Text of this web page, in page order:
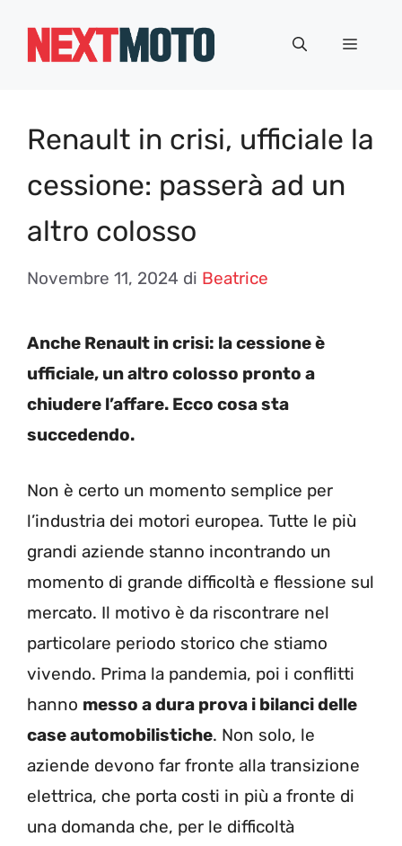
Menu
Renault in crisi, ufficiale la
cessione: passerà ad un
altro colosso
Novembre 11, 2024 di Beatrice
Anche Renault in crisi: la cessione è
ufficiale, un altro colosso pronto a
chiudere l’affare. Ecco cosa sta
succedendo.
Non è certo un momento semplice per
l’industria dei motori europea. Tutte le più
grandi aziende stanno incontrando un
momento di grande difficoltà e flessione sul
mercato. Il motivo è da riscontrare nel
particolare periodo storico che stiamo
vivendo. Prima la pandemia, poi i conflitti
hanno messo a dura prova i bilanci delle
case automobilistiche. Non solo, le
aziende devono far fronte alla transizione
elettrica, che porta costi in più a fronte di
una domanda che, per le difficoltà